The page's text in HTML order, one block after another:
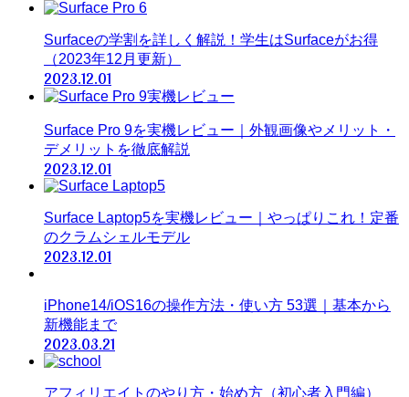
Surfaceの学割を詳しく解説！学生はSurfaceがお得
（2023年12月更新）
2023.12.01
Surface Pro 9を実機レビュー｜外観画像やメリット・
デメリットを徹底解説
2023.12.01
Surface Laptop5を実機レビュー｜やっぱりこれ！定番
のクラムシェルモデル
2023.12.01
iPhone14/iOS16の操作方法・使い方 53選｜基本から
新機能まで
2023.03.21
アフィリエイトのやり方・始め方（初心者入門編）